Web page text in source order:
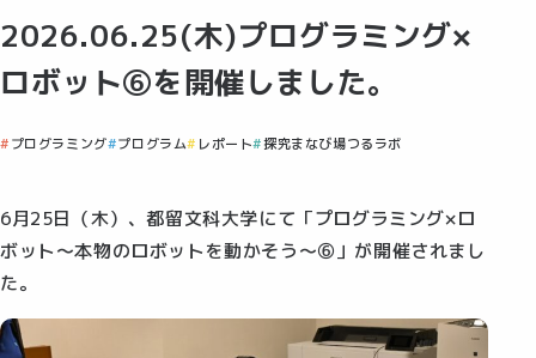
2026.06.25(木)プログラミング×
ロボット⑥を開催しました。
プログラミング プログラム レポート 探究まなび場つるラボ
6月25日（木）、都留文科大学にて「プログラミング×ロ
ボット～本物のロボットを動かそう～⑥」が開催されまし
た。